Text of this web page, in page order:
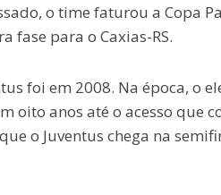
o time faturou a Copa
fase para o Caxias-RS.
foi em 2008. Na época, o
oito anos até o acesso que
o Juventus chega na